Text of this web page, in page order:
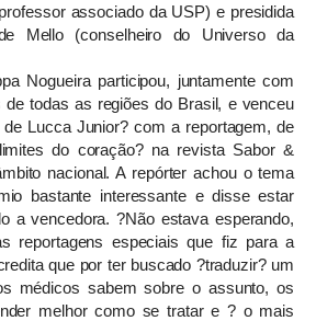
associado da USP) e presidida
Mello (conselheiro do Universo da
Nogueira participou, juntamente com
de todas as regiões do Brasil, e venceu
Lucca Junior? com a reportagem, de
do coração? na revista Sabor &
nacional. A repórter achou o tema
bastante interessante e disse estar
a vencedora. ?Não estava esperando,
reportagens especiais que fiz para a
que por ter buscado ?traduzir? um
médicos sabem sobre o assunto, os
melhor como se tratar e ? o mais